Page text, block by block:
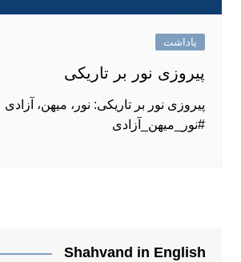
یاداشت
پیروزی نور بر تاریکی
پیروزی نور بر تاریکی: نور، میهن، آزادی
#نور_میهن_آزادی
Shahvand in English